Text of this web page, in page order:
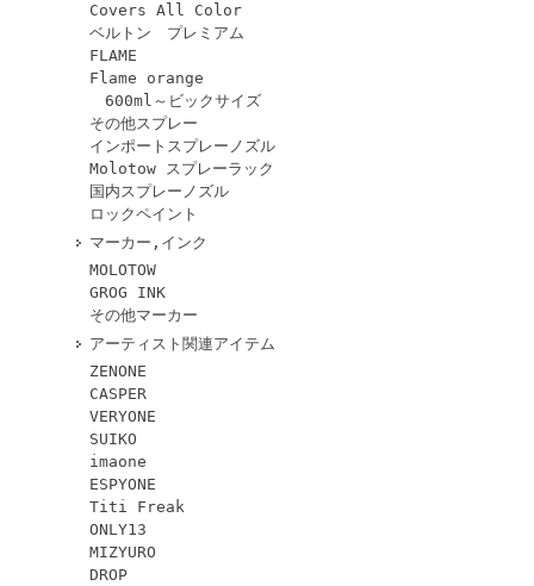
Covers All Color
ベルトン プレミアム
FLAME
Flame orange
600ml～ビックサイズ
その他スプレー
インポートスプレーノズル
Molotow スプレーラック
国内スプレーノズル
ロックペイント
マーカー,インク
MOLOTOW
GROG INK
その他マーカー
アーティスト関連アイテム
ZENONE
CASPER
VERYONE
SUIKO
imaone
ESPYONE
Titi Freak
ONLY13
MIZYURO
DROP